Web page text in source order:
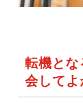
転機とな
会してよ